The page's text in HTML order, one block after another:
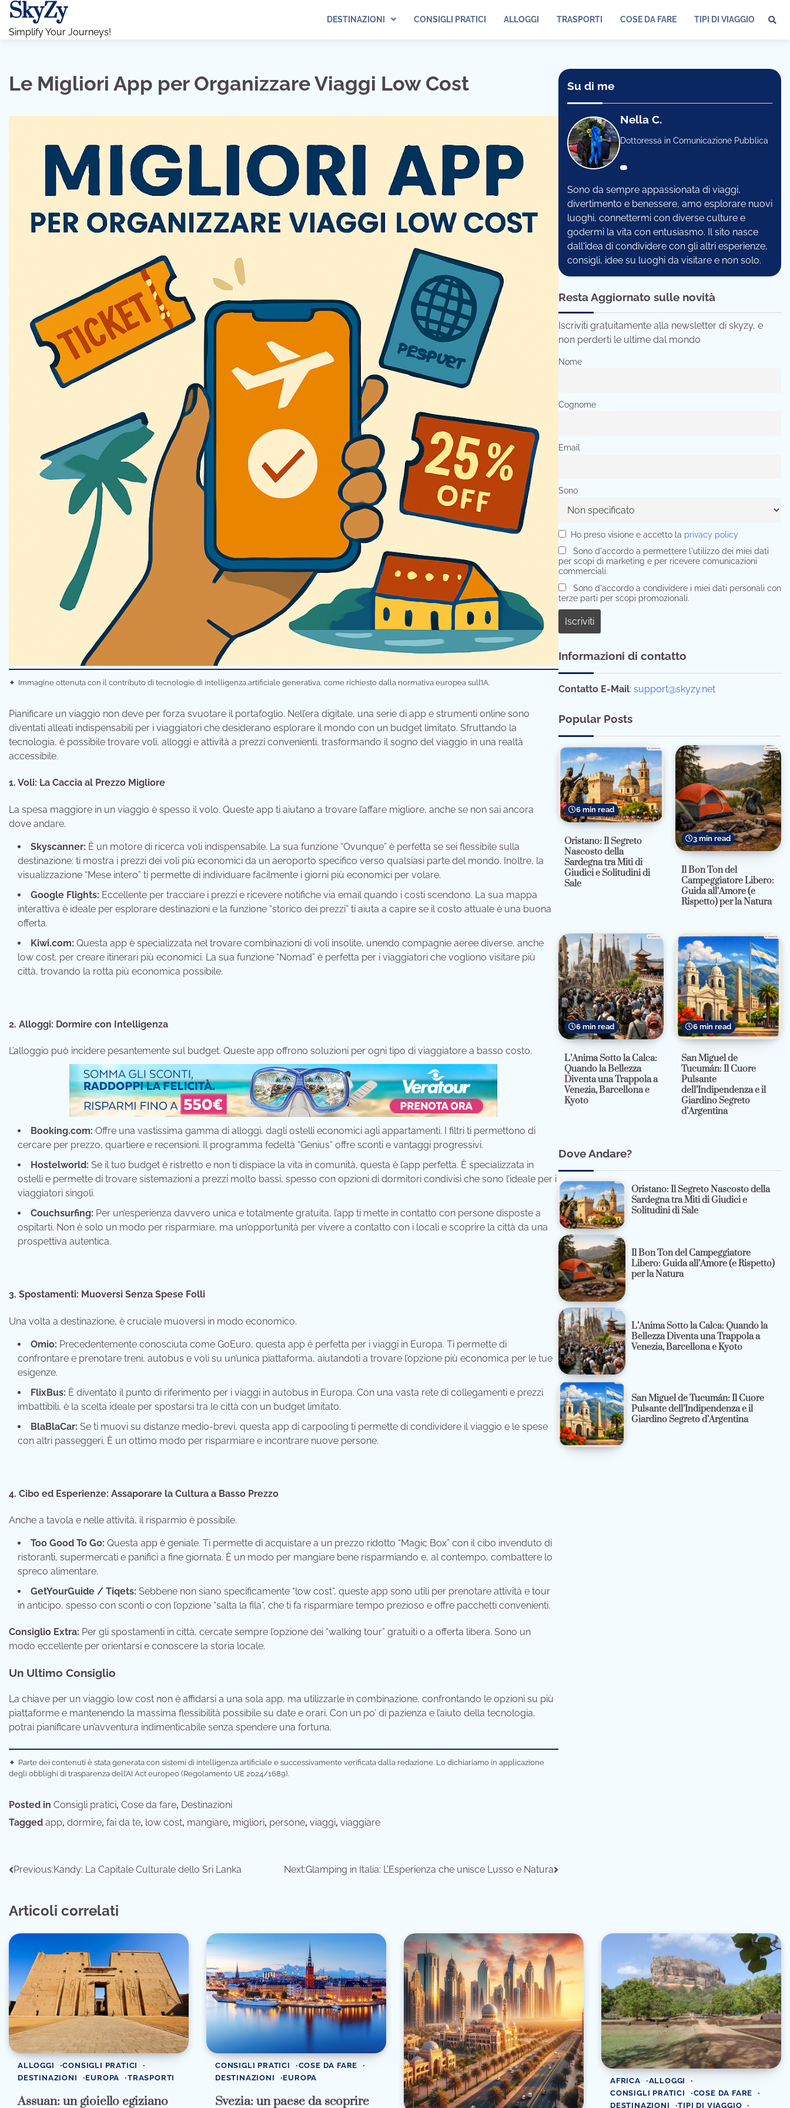
Skip
content
SkyZy
Simplify Your Journeys!
DESTINAZIONI CONSIGLI PRATICI ALLOGGI TRASPORTI COSE DA FARE TIPI DI VIAGGIO
Le Migliori App per Organizzare Viaggi Low Cost
✦ Immagine ottenuta con il contributo di tecnologie di intelligenza artificiale generativa, come richiesto dalla normativa europea sull’IA.
Pianificare un viaggio non deve per forza svuotare il portafoglio. Nell’era digitale, una serie di app e strumenti online sono
diventati alleati indispensabili per i viaggiatori che desiderano esplorare il mondo con un budget limitato. Sfruttando la
tecnologia, è possibile trovare voli, alloggi e attività a prezzi convenienti, trasformando il sogno del viaggio in una realtà
accessibile.
1. Voli: La Caccia al Prezzo Migliore
La spesa maggiore in un viaggio è spesso il volo. Queste app ti aiutano a trovare l’affare migliore, anche se non sai ancora
dove andare.
Skyscanner: È un motore di ricerca voli indispensabile. La sua funzione “Ovunque” è perfetta se sei flessibile sulla
destinazione: ti mostra i prezzi dei voli più economici da un aeroporto specifico verso qualsiasi parte del mondo. Inoltre, la
visualizzazione “Mese intero” ti permette di individuare facilmente i giorni più economici per volare.
Google Flights: Eccellente per tracciare i prezzi e ricevere notifiche via email quando i costi scendono. La sua mappa
interattiva è ideale per esplorare destinazioni e la funzione “storico dei prezzi” ti aiuta a capire se il costo attuale è una buona
offerta.
Kiwi.com: Questa app è specializzata nel trovare combinazioni di voli insolite, unendo compagnie aeree diverse, anche
low cost, per creare itinerari più economici. La sua funzione “Nomad” è perfetta per i viaggiatori che vogliono visitare più
città, trovando la rotta più economica possibile.
2. Alloggi: Dormire con Intelligenza
L’alloggio può incidere pesantemente sul budget. Queste app offrono soluzioni per ogni tipo di viaggiatore a basso costo.
Booking.com: Offre una vastissima gamma di alloggi, dagli ostelli economici agli appartamenti. I filtri ti permettono di
cercare per prezzo, quartiere e recensioni. Il programma fedeltà “Genius” offre sconti e vantaggi progressivi.
Hostelworld: Se il tuo budget è ristretto e non ti dispiace la vita in comunità, questa è l’app perfetta. È specializzata in
ostelli e permette di trovare sistemazioni a prezzi molto bassi, spesso con opzioni di dormitori condivisi che sono l’ideale per i
viaggiatori singoli.
Couchsurfing: Per un’esperienza davvero unica e totalmente gratuita, l’app ti mette in contatto con persone disposte a
ospitarti. Non è solo un modo per risparmiare, ma un’opportunità per vivere a contatto con i locali e scoprire la città da una
prospettiva autentica.
3. Spostamenti: Muoversi Senza Spese Folli
Una volta a destinazione, è cruciale muoversi in modo economico.
Omio: Precedentemente conosciuta come GoEuro, questa app è perfetta per i viaggi in Europa. Ti permette di
confrontare e prenotare treni, autobus e voli su un’unica piattaforma, aiutandoti a trovare l’opzione più economica per le tue
esigenze.
FlixBus: È diventato il punto di riferimento per i viaggi in autobus in Europa. Con una vasta rete di collegamenti e prezzi
imbattibili, è la scelta ideale per spostarsi tra le città con un budget limitato.
BlaBlaCar: Se ti muovi su distanze medio-brevi, questa app di carpooling ti permette di condividere il viaggio e le spese
con altri passeggeri. È un ottimo modo per risparmiare e incontrare nuove persone.
4. Cibo ed Esperienze: Assaporare la Cultura a Basso Prezzo
Anche a tavola e nelle attività, il risparmio è possibile.
Too Good To Go: Questa app è geniale. Ti permette di acquistare a un prezzo ridotto “Magic Box” con il cibo invenduto di
ristoranti, supermercati e panifici a fine giornata. È un modo per mangiare bene risparmiando e, al contempo, combattere lo
spreco alimentare.
GetYourGuide / Tiqets: Sebbene non siano specificamente “low cost”, queste app sono utili per prenotare attività e tour
in anticipo, spesso con sconti o con l’opzione “salta la fila”, che ti fa risparmiare tempo prezioso e offre pacchetti convenienti.
Consiglio Extra: Per gli spostamenti in città, cercate sempre l’opzione dei “walking tour” gratuiti o a offerta libera. Sono un
modo eccellente per orientarsi e conoscere la storia locale.
Un Ultimo Consiglio
La chiave per un viaggio low cost non è affidarsi a una sola app, ma utilizzarle in combinazione, confrontando le opzioni su più
piattaforme e mantenendo la massima flessibilità possibile su date e orari. Con un po’ di pazienza e l’aiuto della tecnologia,
potrai pianificare un’avventura indimenticabile senza spendere una fortuna.
✦ Parte dei contenuti è stata generata con sistemi di intelligenza artificiale e successivamente verificata dalla redazione. Lo dichiariamo in applicazione
degli obblighi di trasparenza dell’AI Act europeo (Regolamento UE 2024/1689).
Posted in Consigli pratici, Cose da fare, Destinazioni
Tagged app, dormire, fai da te, low cost, mangiare, migliori, persone, viaggi, viaggiare
Navigazione
Previous:Kandy: La Capitale Culturale dello Sri Lanka Next:Glamping in Italia: L’Esperienza che unisce Lusso e Natura
Su di me
Nella C.
Dottoressa in Comunicazione Pubblica
Sono da sempre appassionata di viaggi,
divertimento e benessere, amo esplorare nuovi
luoghi, connettermi con diverse culture e
godermi la vita con entusiasmo. Il sito nasce
dall'idea di condividere con gli altri esperienze,
consigli, idee su luoghi da visitare e non solo.
Resta Aggiornato sulle novità
Iscriviti gratuitamente alla newsletter di skyzy, e
non perderti le ultime dal mondo
Nome
Cognome
Email
Sono
Ho preso visione e accetto la privacy policy
Sono d'accordo a permettere l'utilizzo dei miei dati
per scopi di marketing e per ricevere comunicazioni
commerciali.
Sono d'accordo a condividere i miei dati personali con
terze parti per scopi promozionali.
Informazioni di contatto
Contatto E-Mail: support@skyzy.net
Popular Posts
6 min read
Oristano: Il Segreto
Nascosto della
Sardegna tra Miti di
Giudici e Solitudini di
Sale
3 min read
Il Bon Ton del
Campeggiatore Libero:
Guida all’Amore (e
Rispetto) per la Natura
6 min read
L’Anima Sotto la Calca:
Quando la Bellezza
Diventa una Trappola a
Venezia, Barcellona e
Kyoto
6 min read
San Miguel de
Tucumán: Il Cuore
Pulsante
dell’Indipendenza e il
Giardino Segreto
d’Argentina
Dove Andare?
Oristano: Il Segreto Nascosto della
Sardegna tra Miti di Giudici e
Solitudini di Sale
Il Bon Ton del Campeggiatore
Libero: Guida all’Amore (e Rispetto)
per la Natura
L’Anima Sotto la Calca: Quando la
Bellezza Diventa una Trappola a
Venezia, Barcellona e Kyoto
San Miguel de Tucumán: Il Cuore
Pulsante dell’Indipendenza e il
Giardino Segreto d’Argentina
Articoli correlati
ALLOGGI
CONSIGLI PRATICI
DESTINAZIONI
EUROPA TRASPORTI
Assuan: un gioiello egiziano
CONSIGLI PRATICI
COSE DA FARE
DESTINAZIONI
EUROPA
Svezia: un paese da scoprire
AFRICA
ALLOGGI
CONSIGLI PRATICI
COSE DA FARE
DESTINAZIONI
TIPI DI VIAGGIO